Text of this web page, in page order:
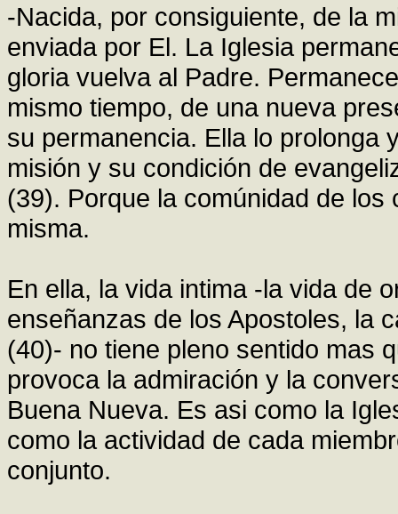
-Nacida, por consiguiente, de la
enviada por El. La Iglesia
gloria vuelva al Padre.
mismo tiempo, de una nueva
su permanencia. Ella lo prolonga
misión y su condición de
(39). Porque la comúnidad de
misma.
En ella, la vida intima -la vida de
enseñanzas de los Apostoles, la
(40)- no tiene pleno sentido mas
provoca la admiración y la
Buena Nueva. Es asi como la
como la actividad de cada
conjunto.